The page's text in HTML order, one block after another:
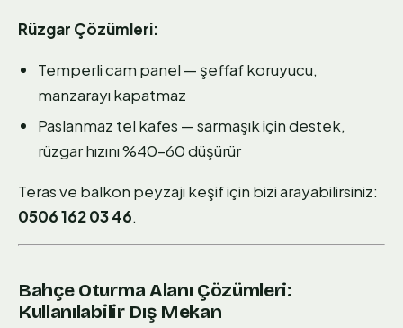
Rüzgar Çözümleri:
Temperli cam panel — şeffaf koruyucu,
manzarayı kapatmaz
Paslanmaz tel kafes — sarmaşık için destek,
rüzgar hızını %40–60 düşürür
Teras ve balkon peyzajı keşif için bizi arayabilirsiniz:
0506 162 03 46.
Bahçe Oturma Alanı Çözümleri:
Kullanılabilir Dış Mekan